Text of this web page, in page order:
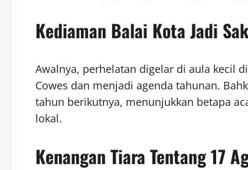
Kediaman Balai Kota Jadi
Awalnya, perhelatan digelar di aula kecil
Cowes dan menjadi agenda tahunan.
tahun berikutnya, menunjukkan betapa
lokal.
Kenangan Tiara Tentang 17